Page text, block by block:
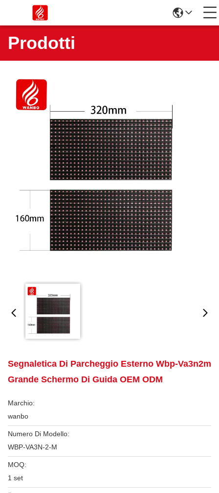
Prodotti
Segnaletica Di Parcheggio Esterno Wbp-Va3n2m
Grande Schermo Di Guida OEM ODM
Marchio:
wanbo
Numero Di Modello:
WBP-VA3N-2-M
MOQ:
1 set